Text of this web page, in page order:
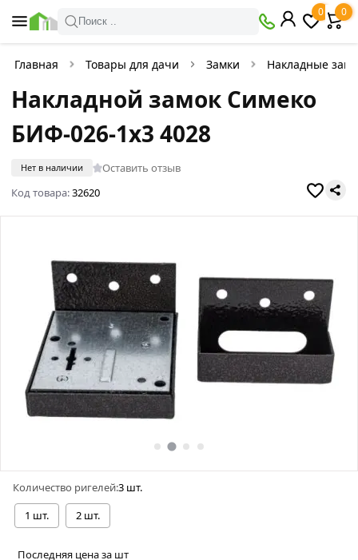
Поиск ..
0 0
Главная Товары для дачи Замки Накладные
Накладной замок Симеко
БИФ-026-1х3 4028
Нет в наличии
Оставить отзыв
Код товара:32620
Количество ригелей:3 шт.
1 шт.
2 шт.
Последняя цена за шт